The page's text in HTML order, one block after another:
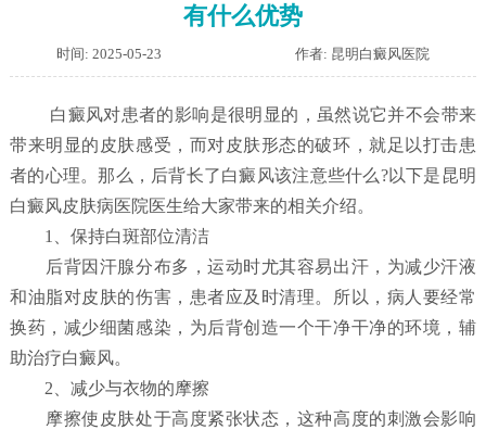
有什么优势
时间: 2025-05-23 作者: 昆明白癜风医院
白癜风对患者的影响是很明显的，虽然说它并不会带来
带来明显的皮肤感受，而对皮肤形态的破环，就足以打击患
者的心理。那么，后背长了白癜风该注意些什么?以下是昆明
白癜风皮肤病医院医生给大家带来的相关介绍。
1、保持白斑部位清洁
后背因汗腺分布多，运动时尤其容易出汗，为减少汗液
和油脂对皮肤的伤害，患者应及时清理。所以，病人要经常
换药，减少细菌感染，为后背创造一个干净干净的环境，辅
助治疗白癜风。
2、减少与衣物的摩擦
摩擦使皮肤处于高度紧张状态，这种高度的刺激会影响